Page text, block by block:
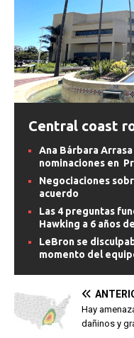
Central coast
Ana Bárbara
nominaciones en
Negociaciones
acuerdo
Las 4 preguntas
Hawking a 6 años
LeBron se
momento del
Hay
dañinos y